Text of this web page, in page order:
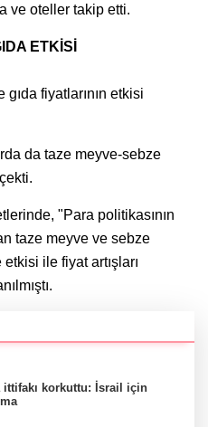
ve oteller takip etti.
ETKİSİ
fiyatlarının etkisi
da taze meyve-sebze
"Para politikasının
taze meyve ve sebze
ile fiyat artışları
ittifakı korkuttu: İsrail için